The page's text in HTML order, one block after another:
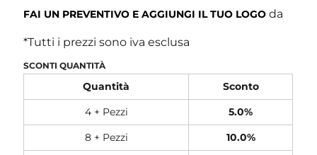
FAI UN PREVENTIVO E AGGIUNGI IL TUO LOGO da
*Tutti i prezzi sono iva esclusa
SCONTI QUANTITÀ
Quantità
Sconto
4 + Pezzi
5.0%
8 + Pezzi
10.0%